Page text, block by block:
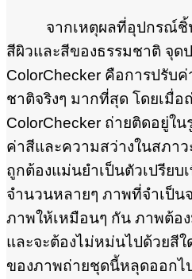
จากเหตุผลที่อุปกรณ์ชิ้น
สีผิวและสีของธรรมชาติ จุด
ColorChecker คือการปรับ
ชาติจริงๆ มากที่สุด โดยเมื่อ
ColorChecker ถ่ายติดอยู่ใ
ค่าสีและความสว่างในสภา
ถูกต้องแม่นยำเป็นตัวเปรียบ
จำนวนหลายๆ ภาพที่จำเป็น
ภาพให้เหมือนๆ กัน ภาพต้อ
และจะต้องไม่หม่นไปด้วยสี
ของภาพถ่ายชุดนี้หลุดออกไ